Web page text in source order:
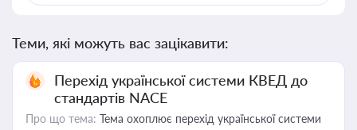
Теми, які можуть вас зацікавити:
Перехід української системи КВЕД до
стандартів NACE
Про що тема: Тема охоплює перехід української системи